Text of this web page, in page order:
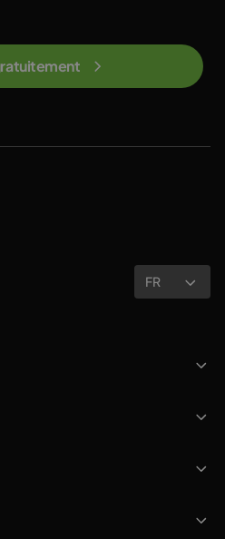
FR